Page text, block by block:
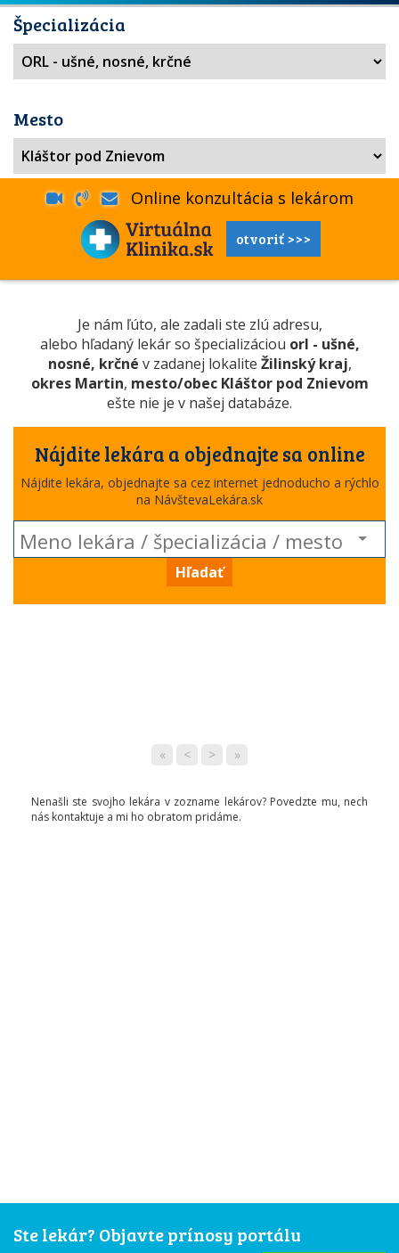
Špecializácia
Mesto
Online konzultácia s lekárom
otvoriť >>>
Je nám ľúto, ale zadali ste zlú adresu,
alebo hľadaný lekár so špecializáciou orl - ušné,
nosné, krčné v zadanej lokalite Žilinský kraj,
okres Martin, mesto/obec Kláštor pod Znievom
ešte nie je v našej databáze.
Nájdite lekára a objednajte sa online
Nájdite lekára, objednajte sa cez internet jednoducho a rýchlo
na NávštevaLekára.sk
Hľadať
« < > »
Nenašli ste svojho lekára v zozname lekárov? Povedzte mu, nech
nás kontaktuje a mi ho obratom pridáme.
Ste lekár? Objavte prínosy portálu